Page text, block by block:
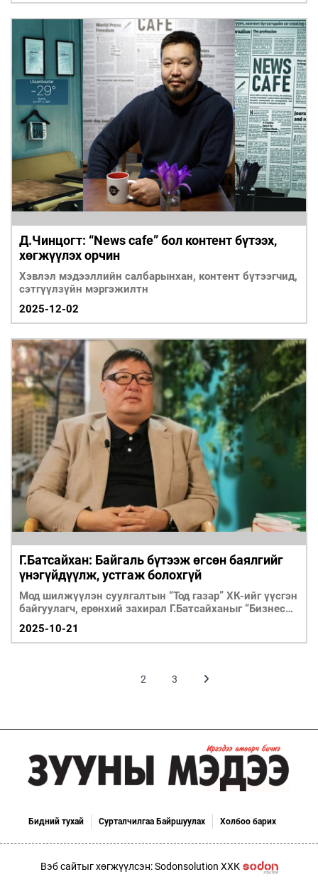
Д.Чинцогт: “News cafe” бол контент бүтээх,
хөгжүүлэх орчин
Хэвлэл мэдээллийн салбарынхан, контент бүтээгчид,
сэтгүүлзүйн мэргэжилтн
2025-12-02
Г.Батсайхан: Байгаль бүтээж өгсөн баялгийг
үнэгүйдүүлж, устгаж болохгүй
Мод шилжүүлэн суулгалтын “Тод газар” ХК-ийг үүсгэн
байгуулагч, ерөнхий захирал Г.Батсайханыг “Бизнес
хөгжил” буланд урьж ярилцав.
2025-10-21
2 3
Бидний тухай Сурталчилгаа Байршуулах Холбоо барих
Вэб сайтыг хөгжүүлсэн: Sodonsolution ХХК